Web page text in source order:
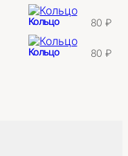
Кольцо 80₽
Кольцо 80₽